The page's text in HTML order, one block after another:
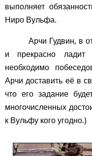
выполняет
Ниро Вульфа.
Арчи Гудвин, в
и прекрасно
необходимо
Арчи доставить её в
что его задание
многочисленных
к Вульфу кого угодно.)